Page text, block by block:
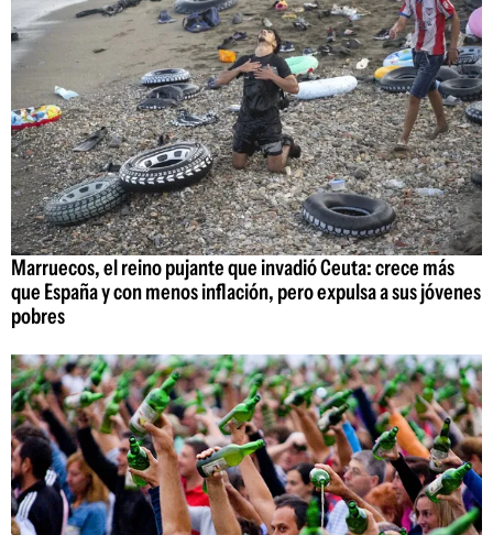
Marruecos, el reino pujante que invadió Ceuta: crece más
que España y con menos inflación, pero expulsa a sus jóvenes
pobres